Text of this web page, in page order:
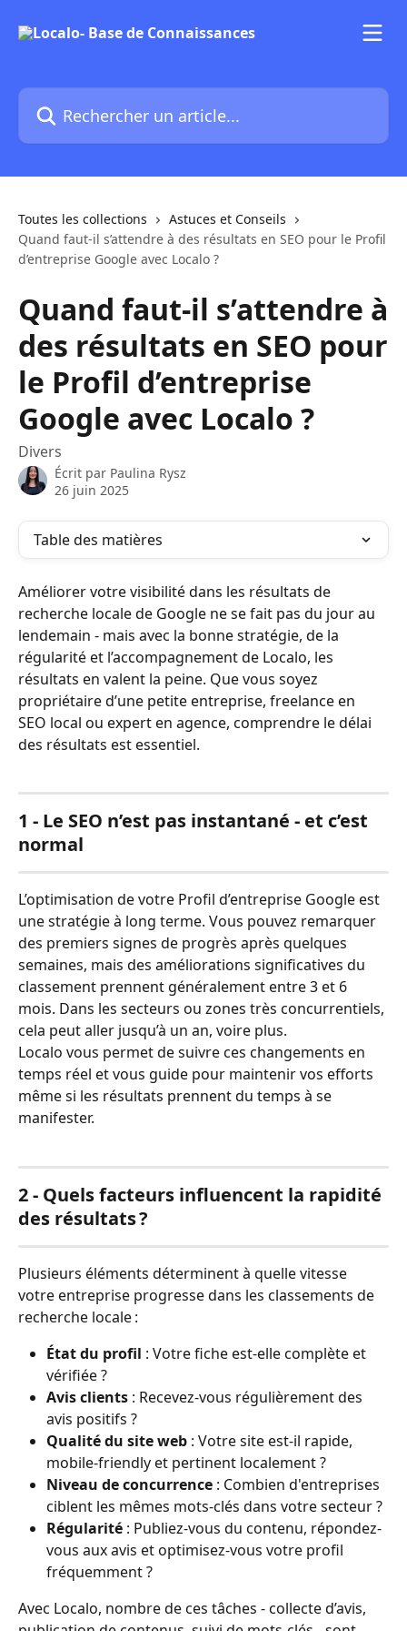
Rechercher un article...
Toutes les collections
Astuces et Conseils
Quand faut-il s’attendre à des résultats en SEO pour le Profil
d’entreprise Google avec Localo ?
Quand faut-il s’attendre à
des résultats en SEO pour
le Profil d’entreprise
Google avec Localo ?
Divers
Écrit par Paulina Rysz
26 juin 2025
Table des matières
Améliorer votre visibilité dans les résultats de
recherche locale de Google ne se fait pas du jour au
lendemain - mais avec la bonne stratégie, de la
régularité et l’accompagnement de Localo, les
résultats en valent la peine. Que vous soyez
propriétaire d’une petite entreprise, freelance en
SEO local ou expert en agence, comprendre le délai
des résultats est essentiel.
1 - Le SEO n’est pas instantané - et c’est
normal
L’optimisation de votre Profil d’entreprise Google est
une stratégie à long terme. Vous pouvez remarquer
des premiers signes de progrès après quelques
semaines, mais des améliorations significatives du
classement prennent généralement entre 3 et 6
mois. Dans les secteurs ou zones très concurrentiels,
cela peut aller jusqu’à un an, voire plus.
Localo vous permet de suivre ces changements en
temps réel et vous guide pour maintenir vos efforts
même si les résultats prennent du temps à se
manifester.
2 - Quels facteurs influencent la rapidité
des résultats ?
Plusieurs éléments déterminent à quelle vitesse
votre entreprise progresse dans les classements de
recherche locale :
État du profil : Votre fiche est-elle complète et
vérifiée ?
Avis clients : Recevez-vous régulièrement des
avis positifs ?
Qualité du site web : Votre site est-il rapide,
mobile-friendly et pertinent localement ?
Niveau de concurrence : Combien d'entreprises
ciblent les mêmes mots-clés dans votre secteur ?
Régularité : Publiez-vous du contenu, répondez-
vous aux avis et optimisez-vous votre profil
fréquemment ?
Avec Localo, nombre de ces tâches - collecte d’avis,